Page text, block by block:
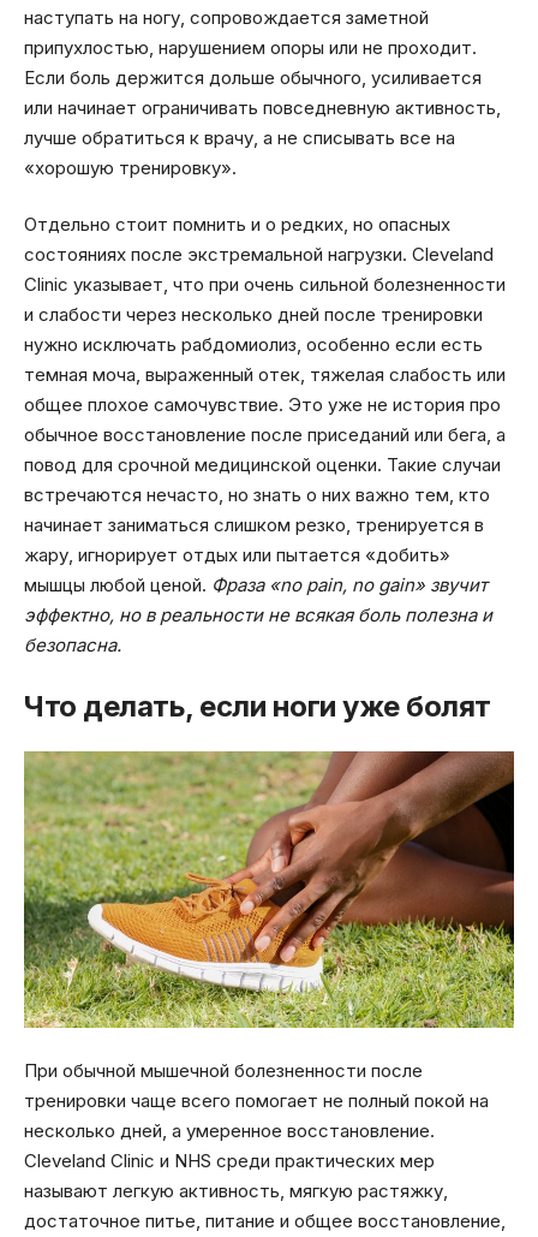
наступать на ногу, сопровождается заметной
припухлостью, нарушением опоры или не проходит.
Если боль держится дольше обычного, усиливается
или начинает ограничивать повседневную активность,
лучше обратиться к врачу, а не списывать все на
«хорошую тренировку».
Отдельно стоит помнить и о редких, но опасных
состояниях после экстремальной нагрузки. Cleveland
Clinic указывает, что при очень сильной болезненности
и слабости через несколько дней после тренировки
нужно исключать рабдомиолиз, особенно если есть
темная моча, выраженный отек, тяжелая слабость или
общее плохое самочувствие. Это уже не история про
обычное восстановление после приседаний или бега, а
повод для срочной медицинской оценки. Такие случаи
встречаются нечасто, но знать о них важно тем, кто
начинает заниматься слишком резко, тренируется в
жару, игнорирует отдых или пытается «добить»
мышцы любой ценой. Фраза «no pain, no gain» звучит
эффектно, но в реальности не всякая боль полезна и
безопасна.
Что делать, если ноги уже болят
При обычной мышечной болезненности после
тренировки чаще всего помогает не полный покой на
несколько дней, а умеренное восстановление.
Cleveland Clinic и NHS среди практических мер
называют легкую активность, мягкую растяжку,
достаточное питье, питание и общее восстановление,